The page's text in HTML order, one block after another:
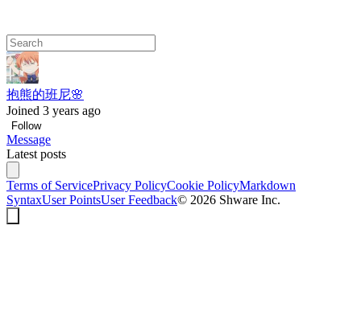
抱熊的班尼🌸
Joined 3 years ago
Follow
Message
Latest posts
Terms of ServicePrivacy PolicyCookie PolicyMarkdown
SyntaxUser PointsUser Feedback© 2026 Shware Inc.